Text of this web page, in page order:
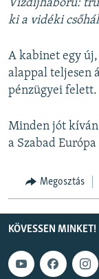
Vízdíjháború:
ki a vidéki
A kabinet egy
alappal teljesen
pénzügyei felett.
Minden jót
a Szabad
Megosztás
KÖVESSEN MINKET!